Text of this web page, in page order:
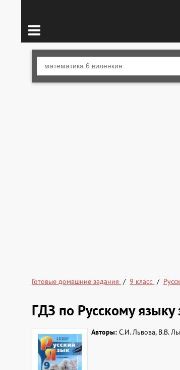
Готовые домашние задания 9 класс
ГДЗ по Русскому
Авторы:С.И. Львова, В.В.